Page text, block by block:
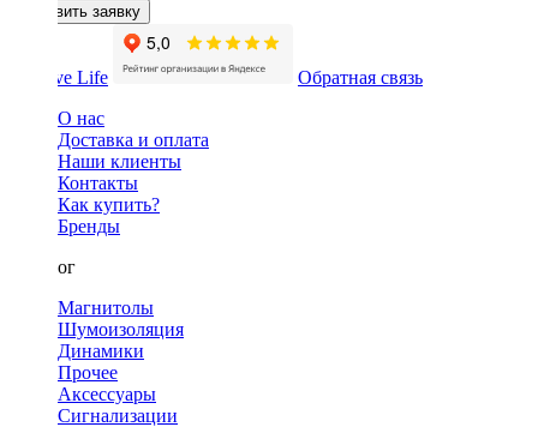
Оставить заявку
Обратная связь
О нас
Доставка и оплата
Наши клиенты
Контакты
Как купить?
Бренды
Каталог
Магнитолы
Шумоизоляция
Динамики
Прочее
Аксессуары
Сигнализации